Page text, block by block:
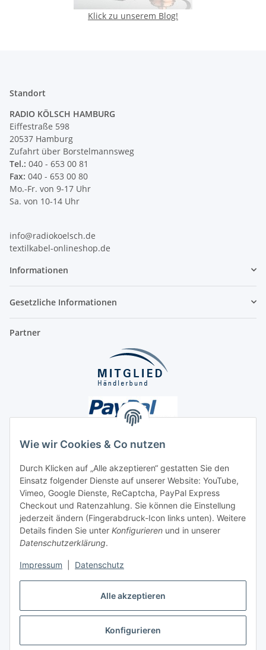
Alle akzeptieren
Konfigurieren
Wie wir Cookies & Co nutzen
Durch Klicken auf „Alle akzeptieren“ gestatten Sie den
Einsatz folgender Dienste auf unserer Website: YouTube,
Vimeo, Google Dienste, ReCaptcha, PayPal Express
Checkout und Ratenzahlung. Sie können die Einstellung
jederzeit ändern (Fingerabdruck-Icon links unten). Weitere
Details finden Sie unter Konfigurieren und in unserer
Datenschutzerklärung.
Impressum Datenschutz
Klick zu unserem Blog!
Standort
RADIO KÖLSCH HAMBURG
Eiffestraße 598
20537 Hamburg
Zufahrt über Borstelmannsweg
Tel.: 040 - 653 00 81
Fax: 040 - 653 00 80
Mo.-Fr. von 9-17 Uhr
Sa. von 10-14 Uhr
info@radiokoelsch.de
textilkabel-onlineshop.de
Informationen
Gesetzliche Informationen
Partner
Unsere Seiten
Social Media
Vertrag widerrufen
* Alle Preise inkl. gesetzlicher USt., ** siehe Lieferbedingungen, zzgl.
Versand